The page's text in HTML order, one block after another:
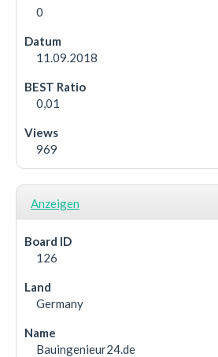
0
11.09.2018
0,01
969
Anzeigen
126
Germany
Bauingenieur24.de